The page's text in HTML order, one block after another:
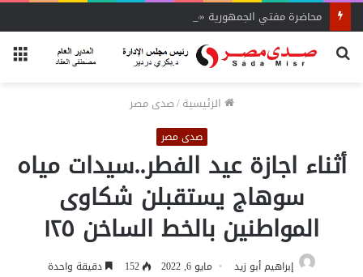
محاضرة مفتي الجمهورية «مسك ختام» فعاليات الفوج الأول
بحث
الرئيسية/صدى مصر
صدى مصر
أثناء اجازة عيد الفطر..سيدات مياه
سوهاج يستقبلن شكاوى
المواطنين بالخط الساخن ١٢٥
إبراهيم أبو زيد مايو 6, 2022 152 دقيقة واحدة